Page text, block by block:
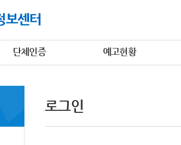
단체인증 예고현황
로그인